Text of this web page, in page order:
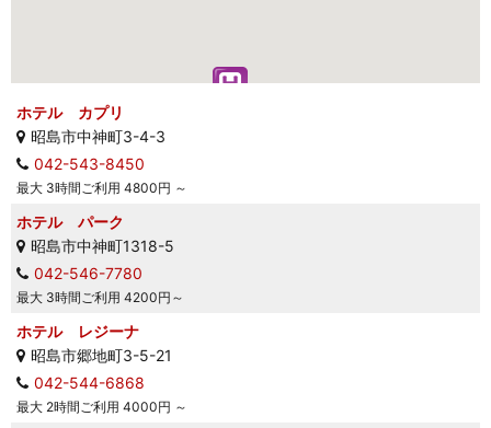
ホテル カプリ
昭島市中神町3-4-3
042-543-8450
最大 3時間ご利用 4800円 ～
ホテル パーク
昭島市中神町1318-5
042-546-7780
最大 3時間ご利用 4200円～
ホテル レジーナ
昭島市郷地町3-5-21
042-544-6868
最大 2時間ご利用 4000円 ～